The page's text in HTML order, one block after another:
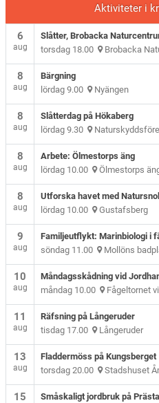
Aktiviteter i
6
aug
Slåtter, Brobacka
torsdag 18.00 Brobacka
8
aug
Bärgning
lördag 9.00 Nyängen
8
aug
Slåtterdag på Hökaberg
lördag 9.30
8
aug
Arbete: Ölmestorps äng
lördag 10.00 Ölmestorps
8
aug
Utforska havet med
lördag 10.00 Gustafsberg
9
aug
Familjeutflykt: Marinbiologi i
söndag 11.00 Mollöns
10
aug
Måndagsskådning vid
måndag 10.00 Fågeltornet
11
aug
Räfsning på Långeruder
tisdag 17.00 Långeruder
13
aug
Fladdermöss på Kungsberget
torsdag 20.00 Stadshuset
15 Småskaligt jordbruk på